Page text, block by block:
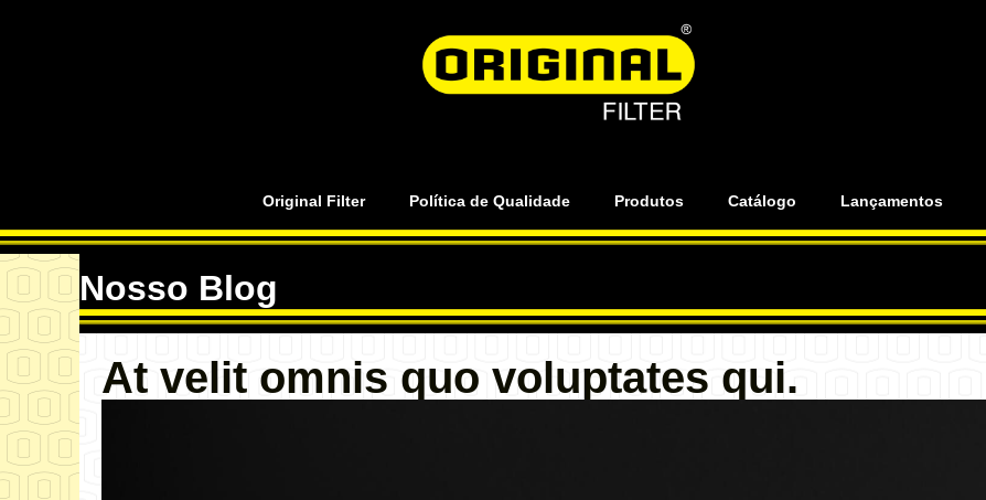
Original Filter Política de Qualidade Produtos Catálogo Lançamentos
Nosso Blog
At velit omnis quo voluptates qui.